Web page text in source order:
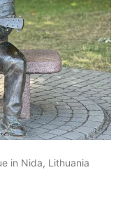
in Nida, Lithuania